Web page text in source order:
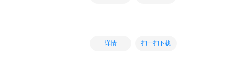
详情 扫一扫下载